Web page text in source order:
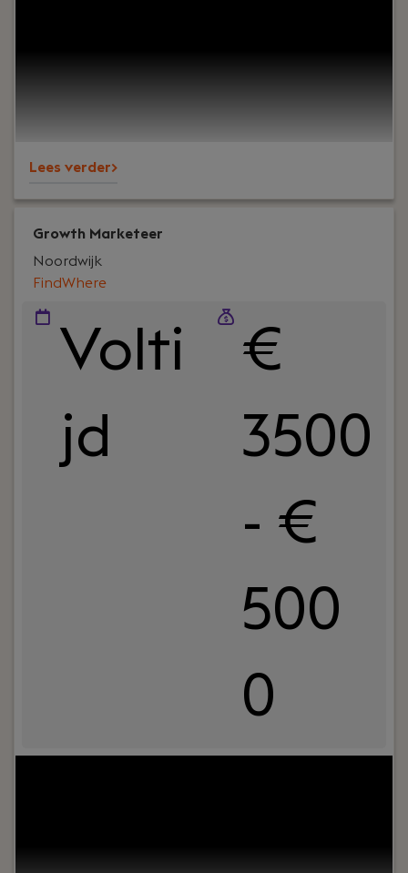
Lees verder>
Growth Marketeer
FindWhere
Noordwijk
Volti
jd
€
3500
- €
500
0